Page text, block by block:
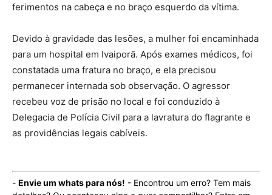
ferimentos na cabeça e no braço esquerdo da vítima.
Devido à gravidade das lesões, a mulher foi encaminhada
para um hospital em Ivaiporã. Após exames médicos, foi
constatada uma fratura no braço, e ela precisou
permanecer internada sob observação. O agressor
recebeu voz de prisão no local e foi conduzido à
Delegacia de Polícia Civil para a lavratura do flagrante e
as providências legais cabíveis.
- Envie um whats para nós! - Encontrou um erro? Tem mais